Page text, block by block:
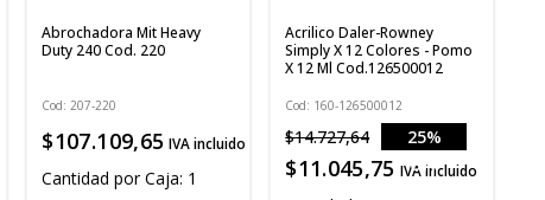
Abrochadora Mit Heavy
Duty 240 Cod. 220
Cod: 207-220
$107.109,65 IVA incluido
Cantidad por Caja: 1
Acrilico Daler-Rowney
Simply X 12 Colores - Pomo
X 12 Ml Cod.126500012
Cod: 160-126500012
$14.727,64
25%
OFF
$11.045,75 IVA incluido